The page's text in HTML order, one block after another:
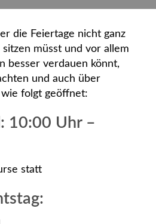
die Feiertage nicht ganz
müsst und vor allem
besser verdauen könnt,
und auch über
folgt geöffnet:
10:00 Uhr –
statt